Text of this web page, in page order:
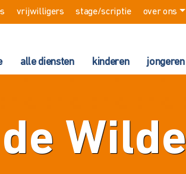
vrijwilligers stage/scriptie over ons
alle diensten kinderen jongeren
Wilde